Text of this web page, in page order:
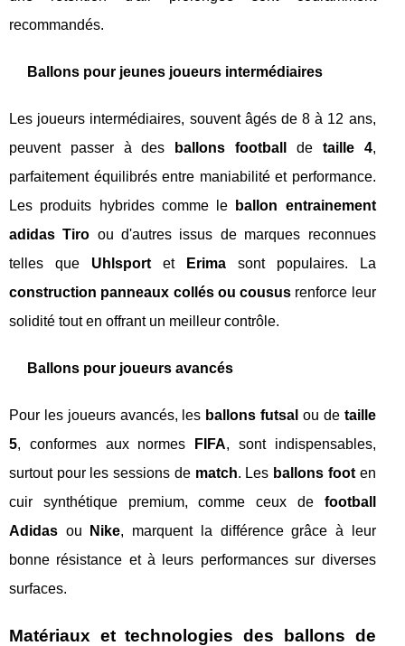
recommandés.
Ballons pour jeunes joueurs intermédiaires
Les joueurs intermédiaires, souvent âgés de 8 à 12 ans,
peuvent passer à des
ballons football de taille 4,
parfaitement équilibrés entre maniabilité et performance.
Les produits hybrides comme le
ballon entrainement
adidas Tiro ou d'autres issus de marques reconnues
telles que Uhlsportet Erimasont populaires. La
construction panneaux collés ou cousus renforce leur
solidité tout en offrant un meilleur contrôle.
Ballons pour joueurs avancés
Pour les joueurs avancés, les ballons futsal ou de taille
5, conformes aux normes FIFA, sont indispensables,
surtout pour les sessions de match. Les ballons footen
cuir synthétique premium, comme ceux de football
Adidas ou Nike, marquent la différence grâce à leur
bonne résistance et à leurs performances sur diverses
surfaces.
Matériaux et technologies des ballons de